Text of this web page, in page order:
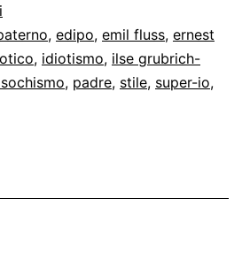
un
grande
spirito
, edipo, emil fluss, ernest
, idiotismo, ilse grubrich-
, padre, stile, super-io,